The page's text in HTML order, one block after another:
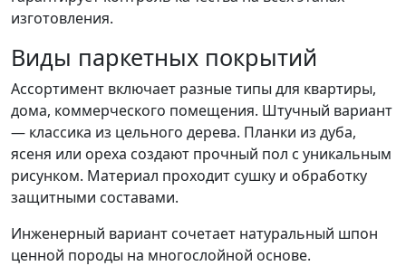
изготовления.
Виды паркетных покрытий
Ассортимент включает разные типы для квартиры,
дома, коммерческого помещения. Штучный вариант
— классика из цельного дерева. Планки из дуба,
ясеня или ореха создают прочный пол с уникальным
рисунком. Материал проходит сушку и обработку
защитными составами.
Инженерный вариант сочетает натуральный шпон
ценной породы на многослойной основе.